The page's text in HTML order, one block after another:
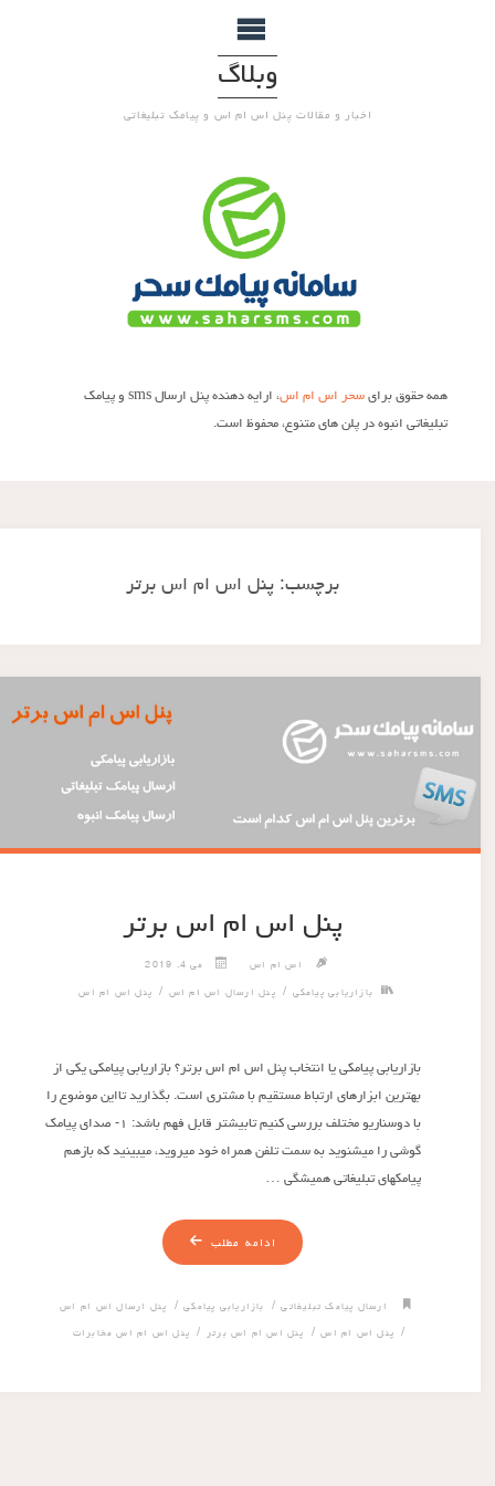
وبلاگ
اخبار و مقالات پنل اس ام اس و پیامک تبلیغاتی
همه حقوق برایسحر اس ام اس
، ارایه دهنده پنل ارسال sms و پیامک
تبلیغاتی انبوه در پلن های متنوع، محفوظ است.
برچسب:پنل اس ام اس برتر
پنل اس ام اس برتر
اس ام اس می 4, 2019
بازاریابی پیامکی/ پنل ارسال اس ام اس/ پنل اس ام اس
بازاریابی پیامکی یا انتخاب پنل اس ام اس برتر؟ بازاریابی پیامکی یکی از
بهترین ابزارهای ارتباط مستقیم با مشتری است. بگذارید تااین موضوع را
با دوسناریو مختلف بررسی کنیم تابیشتر قابل فهم باشد: ۱- صدای پیامک
گوشی را میشنوید به سمت تلفن همراه خود میروید، میبینید که بازهم
پیامکهای تبلیغاتی همیشگی …
ادامه مطلب
ارسال پیامک تبلیغاتی/ بازاریابی پیامکی/ پنل ارسال اس ام اس
پنل اس ام اس/ پنل اس ام اس برتر/ پنل اس ام اس مخابرات